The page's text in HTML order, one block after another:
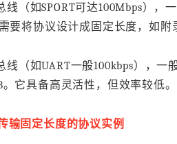
（如SPORT可达100Mbps），
要将协议设计成固定长度，如附
线（如UART一般100kbps），
它具备高灵活性，但效率较低。
输固定长度的协议实例